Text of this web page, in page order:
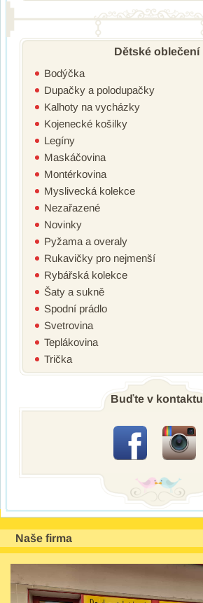
Dětské oblečení
Bodýčka
Dupačky a polodupačky
Kalhoty na vycházky
Kojenecké košilky
Legíny
Maskáčovina
Montérkovina
Myslivecká kolekce
Nezařazené
Novinky
Pyžama a overaly
Rukavičky pro nejmenší
Rybářská kolekce
Šaty a sukně
Spodní prádlo
Svetrovina
Teplákovina
Trička
Buďte v kontaktu
Naše firma